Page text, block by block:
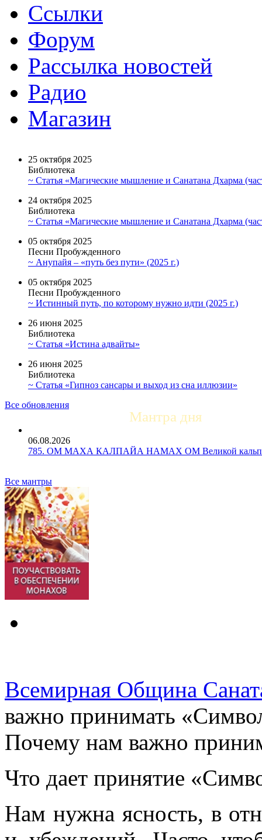
Ссылки
Форум
Рассылка новостей
Радио
Магазин
25 октября 2025
Библиотека
~ Статья «Магические мышление и Санатана Дхарма
24 октября 2025
Библиотека
~ Статья «Магические мышление и Санатана Дхарма
05 октября 2025
Песни Пробужденного
~ Анупайя – «путь без пути» (2025 г.)
05 октября 2025
Песни Пробужденного
~ Истинный путь, по которому нужно идти (2025 г.)
26 июня 2025
Библиотека
~ Статья «Истина адвайты»
26 июня 2025
Библиотека
~ Статья «Гипноз сансары и выход из сна иллюзии»
Все обновления
Мантра дня
06.08.2026
785. ОМ МАХА КАЛПАЙА НАМАХ ОМ Великой кальпе
Все мантры
Всемирная Община
важно принимать
Почему нам важно
Что дает принятие
Нам нужна ясность, в